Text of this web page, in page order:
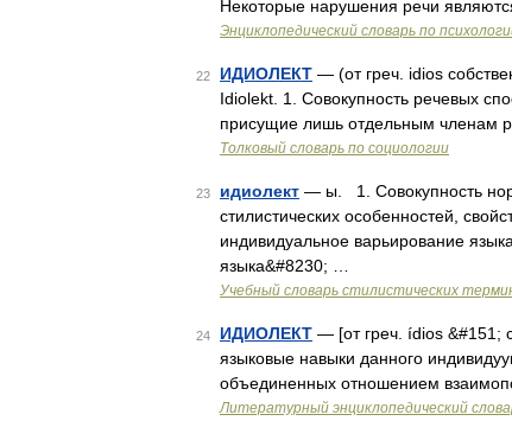
Некоторые нарушения речи
Энциклопедический словарь по
22 ИДИОЛЕКТ — (от греч. idios
Idiolekt. 1. Совокупность речевых
присущие лишь отдельным членам
Толковый словарь по социологии
23 идиолект — ы. 1. Совокупность
стилистических особенностей,
индивидуальное варьирование
языка&#8230; …
Учебный словарь стилистических
24 ИДИОЛЕКТ — [от греч. ídios &#151;
языковые навыки данного
объединенных отношением
Литературный энциклопедический